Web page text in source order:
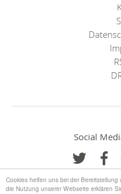
Cookies helfen uns bei der Bereitstellung
die Nutzung unserer Webseite erklären
Social